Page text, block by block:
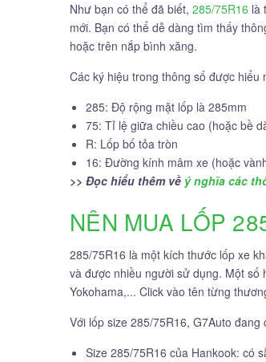
Như bạn có thể đã biết, 285/75R16 là
mới. Bạn có thể dễ dàng tìm thấy
hoặc trên nắp bình xăng.
Các ký hiệu trong thông số được hiểu
285: Độ rộng mặt lốp là 285mm
75: Tỉ lệ giữa chiều cao (hoặc bề
R: Lốp bố tỏa tròn
16: Đường kính mâm xe (hoặc
>> Đọc hiểu thêm về ý nghĩa các
NÊN MUA LỐP
285/75R16 là một kích thước lốp xe
và được nhiều người sử dụng. Một số
Yokohama,... Click vào tên từng
Với lốp size 285/75R16, G7Auto
Size 285/75R16 của Hankook: có